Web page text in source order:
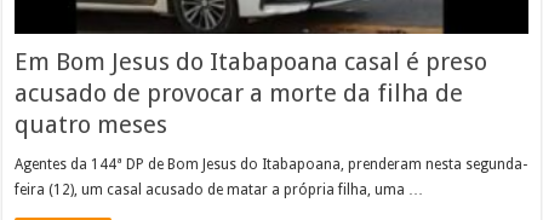
Em Bom Jesus do Itabapoana casal é preso
acusado de provocar a morte da filha de
quatro meses
Agentes da 144ª DP de Bom Jesus do Itabapoana, prenderam nesta segunda-
feira (12), um casal acusado de matar a própria filha, uma …